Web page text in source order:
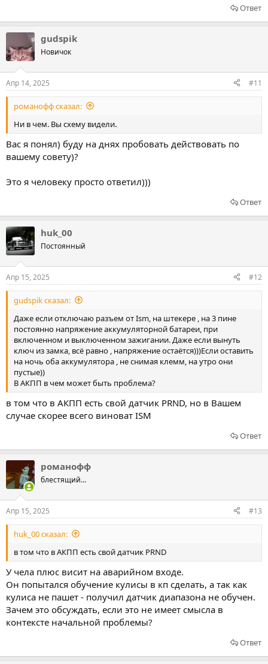
Ответ
gudspik
Новичок
Апр 14, 2025 #11
романофф сказал:
Ни в чем. Вы схему видели.
Вас я понял) буду на днях пробовать действовать по
вашему совету)?
Это я человеку просто ответил)))
Ответ
huk_00
Постоянный
Апр 15, 2025 #12
gudspik сказал:
Даже если отключаю разъем от Ism, на штекере , на 3 пине
постоянно напряжение аккумуляторной батареи, при
включенном и выключенном зажигании. Даже если вынуть
ключ из замка, всё равно , напряжение остаётся)))Если оставить
на ночь оба аккумулятора , не снимая клемм, на утро они
пустые))
В АКПП в чем может быть проблема?
в том что в АКПП есть свой датчик PRND, но в Вашем
случае скорее всего виноват ISM
Ответ
романофф
блестящий...
Апр 15, 2025 #13
huk_00 сказал:
в том что в АКПП есть свой датчик PRND
У чела плюс висит на аварийном входе.
Он попытался обучение кулисы в кп сделать, а так как
кулиса не пашет - получил датчик диапазона не обучен.
Зачем это обсуждать, если это не имеет смысла в
контексте начальной проблемы?
Ответ